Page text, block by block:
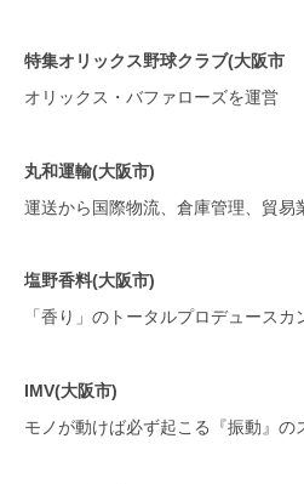
特集オリックス野球クラブ(大阪市
オリックス・バファローズを運営
丸和運輸(大阪市)
運送から国際物流、倉庫管理、貿易
塩野香料(大阪市)
「香り」のトータルプロデュースカ
IMV(大阪市)
モノが動けば必ず起こる『振動』の